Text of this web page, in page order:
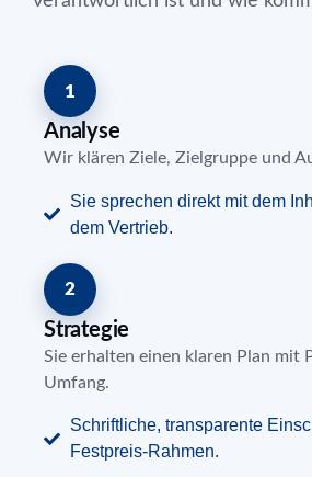
1
Analyse
Wir klären Ziele, Zielgruppe und
Sie sprechen direkt mit dem
dem Vertrieb.
2
Strategie
Sie erhalten einen klaren Plan mit
Umfang.
Schriftliche, transparente
Festpreis-Rahmen.